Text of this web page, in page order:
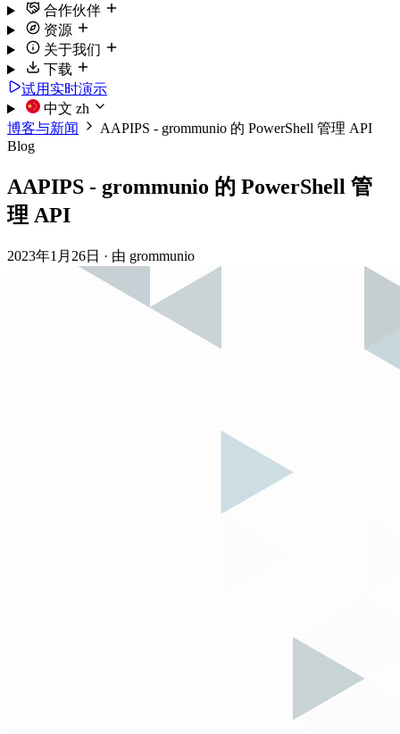
合作伙伴
资源
关于我们
下载
试用实时演示
中文 zh
博客与新闻
AAPIPS - grommunio 的 PowerShell 管理 API
Blog
AAPIPS - grommunio 的 PowerShell 管
理 API
2023年1月26日 · 由 grommunio